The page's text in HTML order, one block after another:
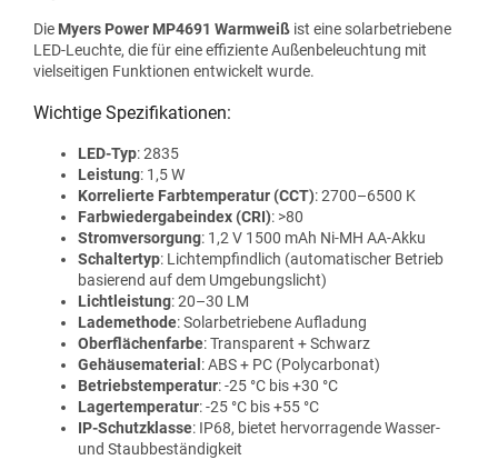
Die Myers Power MP4691 Warmweiß ist eine solarbetriebene
LED-Leuchte, die für eine effiziente Außenbeleuchtung mit
vielseitigen Funktionen entwickelt wurde.
Wichtige Spezifikationen:
LED-Typ: 2835
Leistung: 1,5 W
Korrelierte Farbtemperatur (CCT): 2700–6500 K
Farbwiedergabeindex (CRI): >80
Stromversorgung: 1,2 V 1500 mAh Ni-MH AA-Akku
Schaltertyp: Lichtempfindlich (automatischer Betrieb
basierend auf dem Umgebungslicht)
Lichtleistung: 20–30 LM
Lademethode: Solarbetriebene Aufladung
Oberflächenfarbe: Transparent + Schwarz
Gehäusematerial : ABS + PC (Polycarbonat)
Betriebstemperatur: -25 °C bis +30 °C
Lagertemperatur: -25 °C bis +55 °C
IP-Schutzklasse: IP68, bietet hervorragende Wasser-
und Staubbeständigkeit